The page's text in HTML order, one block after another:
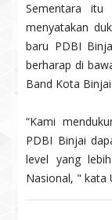
Sementara
menyatakan
baru PDBI
berharap di
Band Kota
“Kami
PDBI Binjai
level yang
Nasional, " kata